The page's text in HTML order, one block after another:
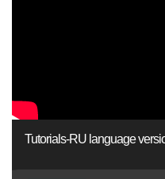
Tutorials-RU language